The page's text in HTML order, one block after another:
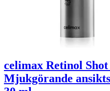
celimax Retinol
Mjukgörande